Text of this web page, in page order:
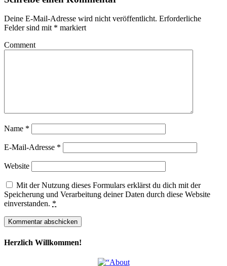
Deine E-Mail-Adresse wird nicht veröffentlicht. Erforderliche
Felder sind mit * markiert
Comment
Name *
E-Mail-Adresse *
Website
Mit der Nutzung dieses Formulars erklärst du dich mit der
Speicherung und Verarbeitung deiner Daten durch diese Website
einverstanden. *
Herzlich Willkommen!